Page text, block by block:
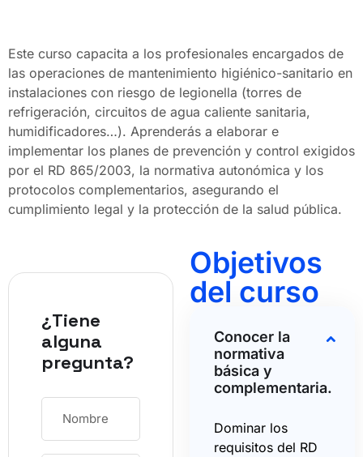
Este curso capacita a los profesionales encargados de
las operaciones de mantenimiento higiénico-sanitario en
instalaciones con riesgo de legionella (torres de
refrigeración, circuitos de agua caliente sanitaria,
humidificadores…). Aprenderás a elaborar e
implementar los planes de prevención y control exigidos
por el RD 865/2003, la normativa autonómica y los
protocolos complementarios, asegurando el
cumplimiento legal y la protección de la salud pública.
¿Tiene
alguna
pregunta?
Objetivos
del curso
Conocer la
normativa
básica y
complementaria.
Dominar los
requisitos del RD